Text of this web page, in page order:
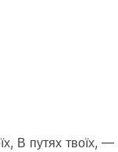
В путях твоїх, —